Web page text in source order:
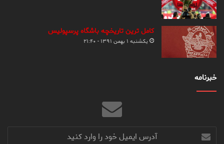
کامل ترین تاریخچه باشگاه پرسپولیس
یکشنبه ۱ بهمن ۱۳۹۱ - ۲۱:۴۰
خبرنامه
آدرس
ایمیل